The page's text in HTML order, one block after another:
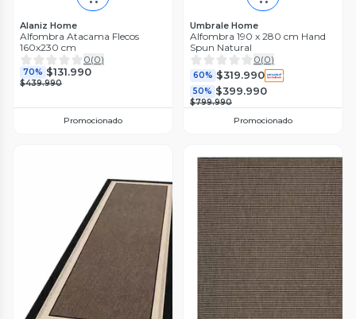
Alaniz Home
Alfombra Atacama Flecos
160x230 cm
0(0)
70% $131.990
$439.990
Promocionado
Umbrale Home
Alfombra 190 x 280 cm Hand
Spun Natural
0(0)
60% $319.990
50% $399.990
$799.990
Promocionado